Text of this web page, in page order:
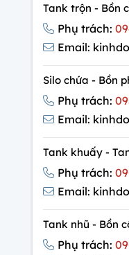
Tank trộn - Bồn
Phụ trách:
Email:
Silo chứa - Bồn
Phụ trách:
Email:
Tank khuấy -
Phụ trách:
Email:
Tank nhũ - Bồn
Phụ trách: